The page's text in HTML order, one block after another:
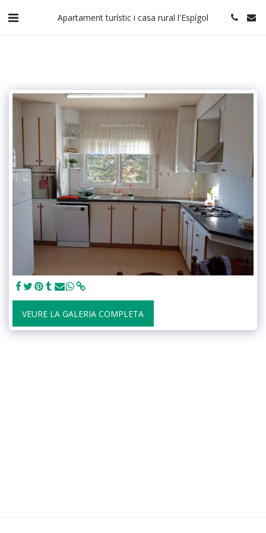
Apartament turístic i casa rural l'Espígol
VEURE LA GALERIA COMPLETA